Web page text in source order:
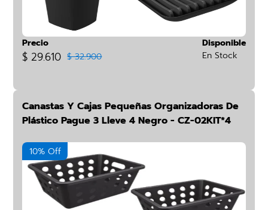
Precio
$ 29.610 $ 32.900
Disponible
En Stock
Canastas Y Cajas Pequeñas Organizadoras De
Plástico Pague 3 Lleve 4 Negro - CZ-02KIT*4
10% Off